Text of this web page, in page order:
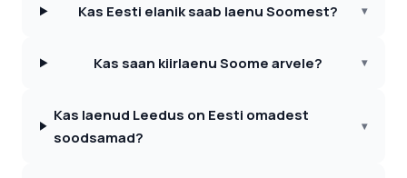
Kas Eesti elanik saab laenu Soomest? ▾
Kas saan kiirlaenu Soome arvele? ▾
Kas laenud Leedus on Eesti omadest
soodsamad?
▾